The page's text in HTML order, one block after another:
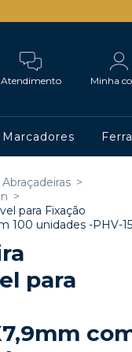
Atendimento Minha
Marcadores
Abraçadeiras >
>
para Fixação
100 unidades -PHV-
para